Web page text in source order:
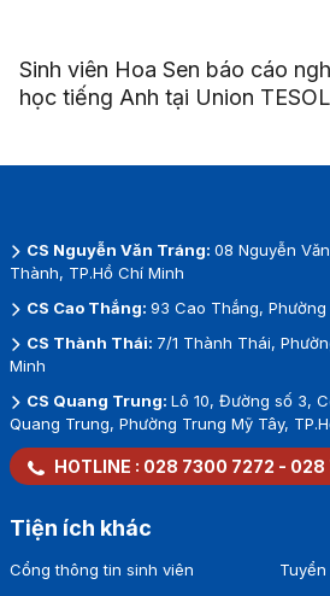
Sinh viên Hoa Sen báo cáo
học tiếng Anh tại Union
CS Nguyễn Văn Tráng: 08 Nguyễn
Thành, TP.Hồ Chí Minh
CS Cao Thắng: 93 Cao Thắng,
CS Thành Thái: 7/1 Thành Thái,
Minh
CS Quang Trung: Lô 10, Đường số 3,
Quang Trung, Phường Trung Mỹ Tây,
HOTLINE : 028 7300 7272 - 028
Tiện ích khác
Cổng thông tin sinh viên